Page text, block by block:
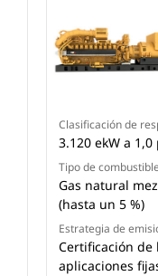
Clasificación de
3.120 ekW a 1,0
Tipo de
Gas natural
(hasta un 5 %)
Estrategia de
Certificación de
aplicaciones